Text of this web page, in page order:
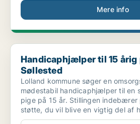
Mere info
Handicaphjælper til 15 årig pige i
Handicaphjælper til 15 årig
Søllested
Lolland kommune søger en
mødestabil handicaphjælper til en
pige på 15 år. Stillingen
støtte, du vil blive en vigtig del af